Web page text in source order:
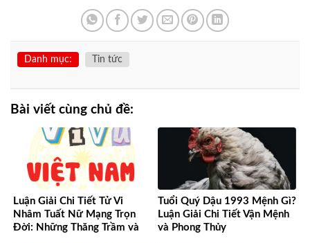
Danh mục: Tin tức
Bài viết cùng chủ đề:
Luận Giải Chi Tiết Tử Vi
Nhâm Tuất Nữ Mạng Trọn
Đời: Những Thăng Trầm và
Tuổi Quý Dậu 1993 Mệnh Gì?
Luận Giải Chi Tiết Vận Mệnh
và Phong Thủy